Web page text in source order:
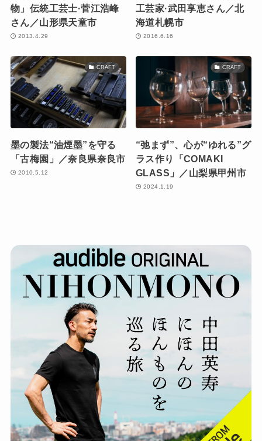
物」伝統工芸士·菅江浩峰
さん／山形県天童市
2013.4.29
工芸家·武田享恵さん／北
海道札幌市
2016.6.16
CRAFT
墨の製法“油煙墨”を守る
「古梅園」／奈良県奈良市
2010.5.12
CRAFT
“弛まず”、心が“ゆれる”グ
ラス作り「COMAKI
GLASS」／山梨県甲州市
2024.1.19